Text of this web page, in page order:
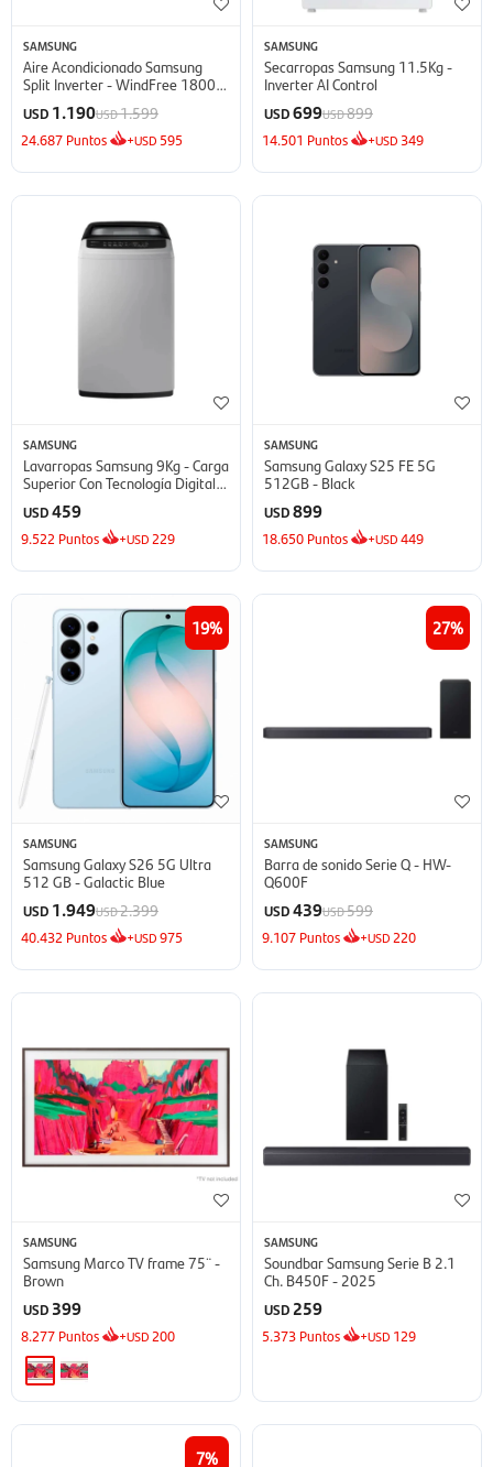
SAMSUNG
Aire Acondicionado Samsung
Split Inverter - WindFree 18000
BTU
USD 1.190USD1.599
24.687 Puntos +USD 595
SAMSUNG
Secarropas Samsung 11.5Kg -
Inverter AI Control
USD699USD899
14.501 Puntos +USD 349
SAMSUNG
Lavarropas Samsung 9Kg - Carga
Superior Con Tecnología Digital
Inverter
USD459
9.522 Puntos +USD 229
SAMSUNG
Samsung Galaxy S25 FE 5G
512GB - Black
USD899
18.650 Puntos +USD449
19
SAMSUNG
Samsung Galaxy S26 5G Ultra
512 GB - Galactic Blue
USD 1.949USD2.399
40.432 Puntos +USD975
27
SAMSUNG
Barra de sonido Serie Q - HW-
Q600F
USD439USD599
9.107 Puntos +USD 220
SAMSUNG
Samsung Marco TV frame 75¨ -
Brown
USD 399
8.277 Puntos +USD 200
SAMSUNG
Soundbar Samsung Serie B 2.1
Ch. B450F - 2025
USD 259
5.373 Puntos +USD 129
7